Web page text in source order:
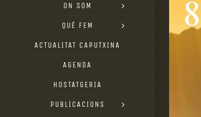
ON SOM
QUÈ FEM
ACTUALITAT CAPUTXINA
AGENDA
HOSTATGERIA
PUBLICACIONS
Image